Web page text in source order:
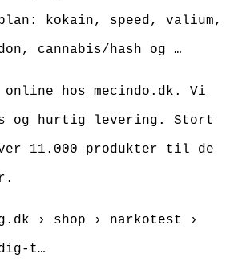
kokain, speed, valium,
cannabis/hash og …
hos mecindo.dk. Vi
og hurtig levering. Stort
11.000 produkter til de
› shop › narkotest ›
t…